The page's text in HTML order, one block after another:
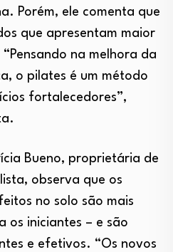
Porém, ele comenta que
que apresentam maior
na melhora da
o pilates é um método
fortalecedores”,
Bueno, proprietária de
observa que os
no solo são mais
os iniciantes – e são
e efetivos. “Os novos